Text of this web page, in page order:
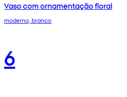
Vaso com ornamentação floral
moderno, branco
6